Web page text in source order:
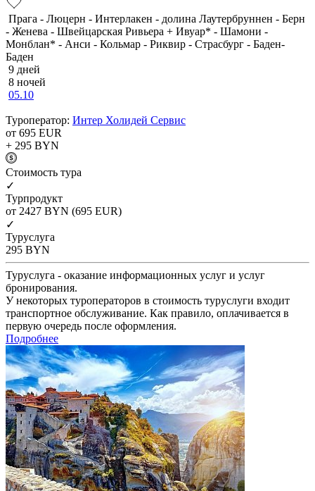
Прага - Люцерн - Интерлакен - долина Лаутербруннен - Берн
- Женева - Швейцарская Ривьера + Ивуар* - Шамони -
Монблан* - Анси - Кольмар - Риквир - Страсбург - Баден-
Баден
9 дней
8 ночей
05.10
Туроператор: Интер Холидей Сервис
от 695 EUR
+ 295 BYN
Cтоимость тура
✓
Турпродукт
от 2427 BYN (695 EUR)
✓
Туруслуга
295 BYN
Туруслуга - оказание информационных услуг и услуг
бронирования.
У некоторых туроператоров в стоимость туруслуги входит
транспортное обслуживание. Как правило, оплачивается в
первую очередь после оформления.
Подробнее